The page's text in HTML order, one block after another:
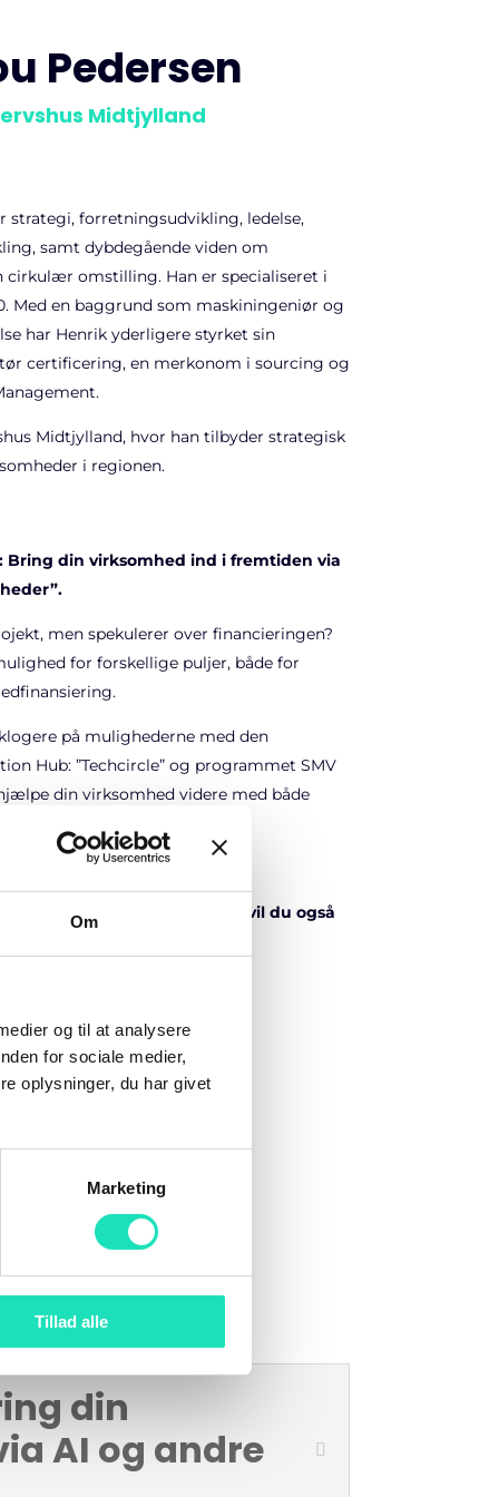
Om
og til at analysere
for sociale medier,
oplysninger, du har givet
Marketing
Tillad alle
Pedersen
Midtjylland
strategi, forretningsudvikling, ledelse,
samt dybdegående viden om
cirkulær omstilling. Han er specialiseret i
Med en baggrund som maskiningeniør og
har Henrik yderligere styrket sin
certificering, en merkonom i sourcing og
Midtjylland, hvor han tilbyder strategisk
i regionen.
Bring din virksomhed ind i fremtiden via
men spekulerer over financieringen?
for forskellige puljer, både for
på mulighederne med den
Hub: ”Techcircle” og programmet SMV
din virksomhed videre med både
fra Erhvervshus Midtjylland, vil du også
din
AI og andre